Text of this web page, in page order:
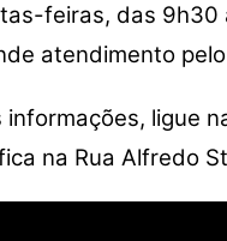
feiras, das 9h30
atendimento
informações, ligue
na Rua Alfredo